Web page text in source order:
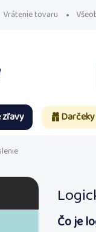
Vrátenie tovaru
zľavy Darčeky
Čo je